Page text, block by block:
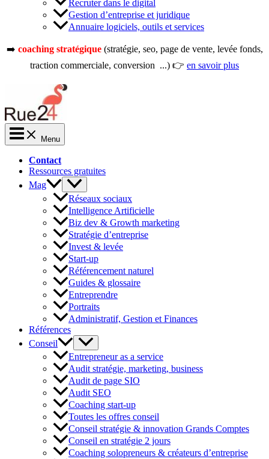
Recruter dans le digital
Gestion d’entreprise et juridique
Annuaire logiciels, outils et services
➡️ coaching stratégique(stratégie, seo, page de vente, levée fonds,
traction commerciale, conversion ...) 👉 en savoir plus
Menu
Contact
Ressources gratuites
Mag
Réseaux sociaux
Intelligence Artificielle
Biz dev & Growth marketing
Stratégie d’entreprise
Invest & levée
Start-up
Référencement naturel
Guides & glossaire
Entreprendre
Portraits
Administratif, Gestion et Finances
Références
Conseil
Entrepreneur as a service
Audit stratégie, marketing, business
Audit de page SIO
Audit SEO
Coaching start-up
Toutes les offres conseil
Conseil stratégie & innovation Grands Comptes
Conseil en stratégie 2 jours
Coaching solopreneurs & créateurs d’entreprise